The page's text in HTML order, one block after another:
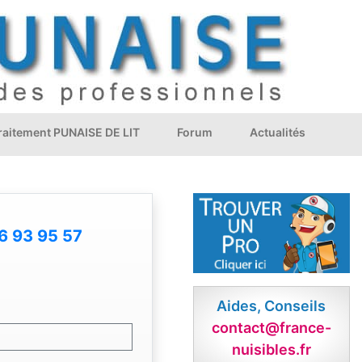
PUNAISE DE LIT Forum Actualités
93 95 57
Aides, Conseils
contact@france-
nuisibles.fr